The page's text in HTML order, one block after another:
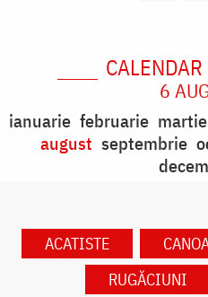
6
ianuarie februarie martie
august septembrie
ACATISTE
RUGĂCIUNI